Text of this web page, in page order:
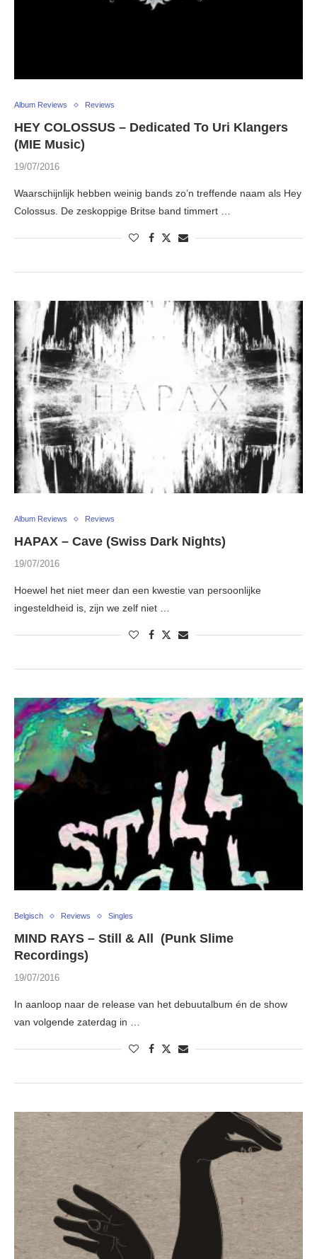
Album Reviews Reviews
HEY COLOSSUS – Dedicated To Uri Klangers
(MIE Music)
19/07/2016
Waarschijnlijk hebben weinig bands zo’n treffende naam als Hey
Colossus. De zeskoppige Britse band timmert …
Album Reviews Reviews
HAPAX – Cave (Swiss Dark Nights)
19/07/2016
Hoewel het niet meer dan een kwestie van persoonlijke
ingesteldheid is, zijn we zelf niet …
Belgisch Reviews Singles
MIND RAYS – Still & All (Punk Slime
Recordings)
19/07/2016
In aanloop naar de release van het debuutalbum én de show
van volgende zaterdag in …